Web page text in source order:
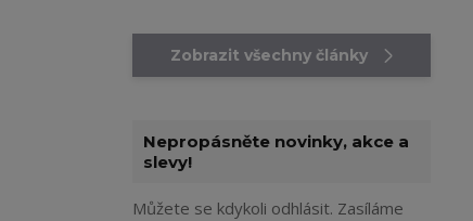
Zobrazit všechny články
Nepropásněte novinky, akce a
slevy!
Můžete se kdykoli odhlásit. Zasíláme